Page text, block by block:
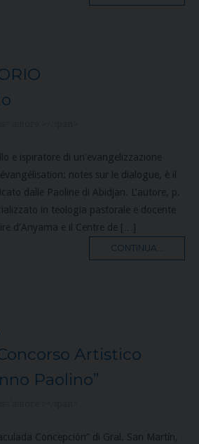
e ispiratore di un’evangelizzazione
notes sur le dialogue, è il
dalle Paoline di Abidjan. L’autore, p.
in teologia pastorale e docente
d’Anyama e il Centre de […]
CONTINUA...
Artistico
Paolino”
Concepción” di Gral. San Martín,